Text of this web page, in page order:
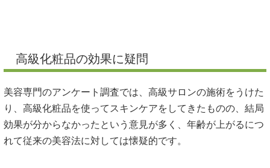
高級化粧品の効果に疑問
美容専門のアンケート調査では、高級サロンの施術をうけた
り、高級化粧品を使ってスキンケアをしてきたものの、結局
効果が分からなかったという意見が多く、年齢が上がるにつ
れて従来の美容法に対しては懐疑的です。